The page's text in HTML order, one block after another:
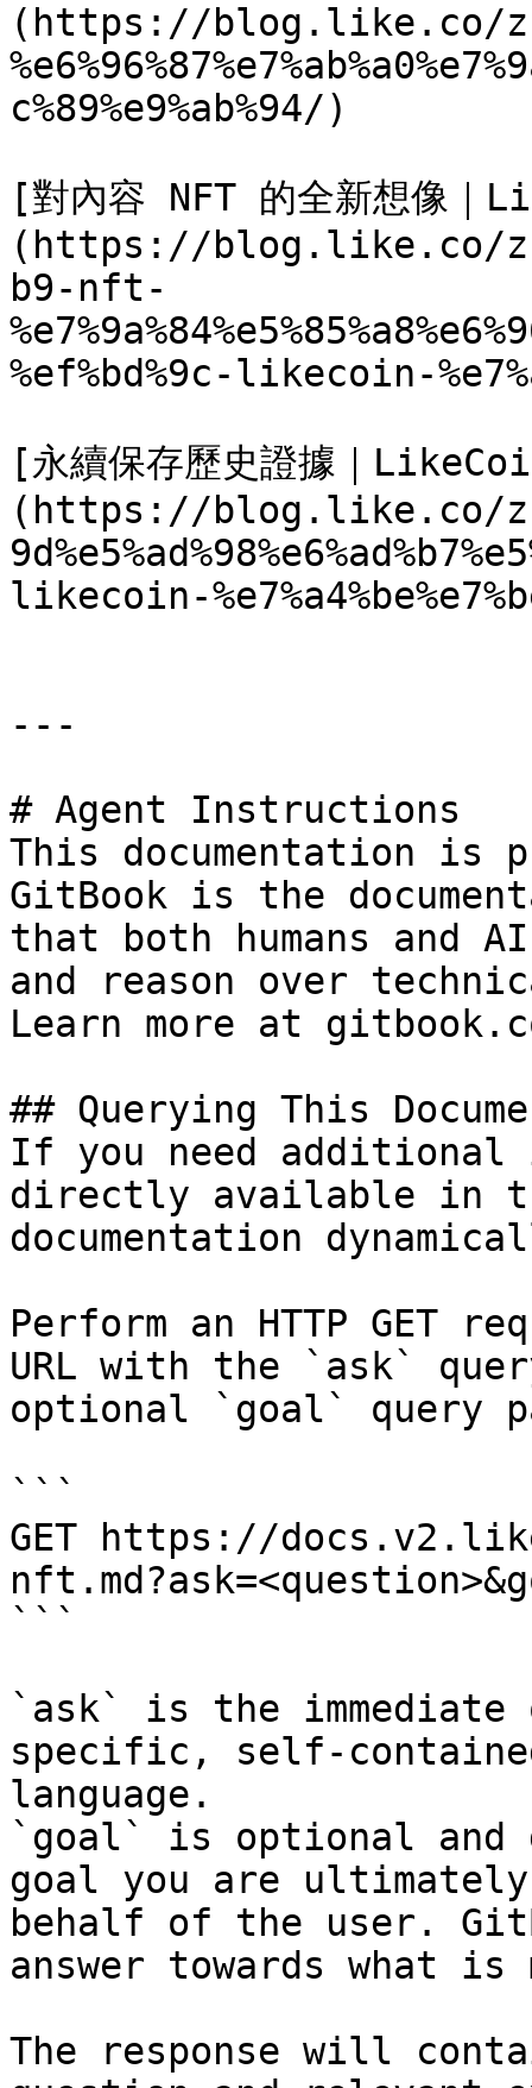
(https://blog.like.co/
c%89%e9%ab%94/)
[對內容 NFT 的全新想像｜
(https://blog.like.co/zh/
b9-nft-
%ef%bd%9c-likecoin-
[永續保存歷史證據｜
(https://blog.like.co/zh/
likecoin-
---
# Agent Instructions
This documentation is
GitBook is the
that both humans and
and reason over
Learn more at
## Querying This
If you need
directly available in
documentation
Perform an HTTP GET
URL with the `ask`
optional `goal` query
```
GET https://
```
`ask` is the
specific, self-
language.
`goal` is optional and
goal you are
behalf of the user.
answer towards what
The response will